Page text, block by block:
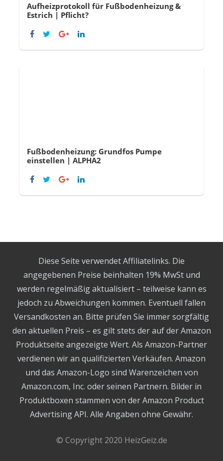
Aufheizprotokoll für Fußbodenheizung &
Estrich | Pflicht?
Fußbodenheizung: Grundfos Pumpe
einstellen | ALPHA2
Diese Seite verwendet Affiliatelinks. Die
angegebenen Preise beinhalten 19% MwSt und
werden regelmäßig aktualisiert – teilweise kann es
jedoch zu Abweichungen kommen. Eventuell fallen
Versandkosten an. Bitte prüfen Sie immer sorgfältig
den aktuellen Preis – es gilt stets der auf der Amazon
Produktseite angezeigte Wert. Als Amazon-Partner
verdienen wir an qualifizierten Verkäufen. Amazon
und das Amazon-Logo sind Warenzeichen von
Amazon.com, Inc. oder seinen Partnern. Bilder in
Produktboxen stammen von der Amazon Product
Advertising API. Alle Angaben ohne Gewähr.
© Copyright 2020 HeizGeiz.de